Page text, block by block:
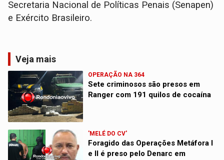
Secretaria Nacional de Políticas Penais (Senapen)
e Exército Brasileiro.
Veja mais
OPERAÇÃO NA 364
Sete criminosos são presos em
Ranger com 191 quilos de cocaína
'MELÉ DO CV'
Foragido das Operações Metáfora I
e II é preso pelo Denarc em